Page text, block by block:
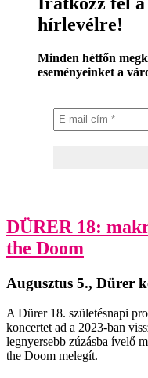
hírlevélre!
Minden hétfőn
eseményeinket a
DÜRER 18:
the Doom
Augusztus 5., Dürer
A Dürer 18. születésnapi
koncertet ad a 2023-ban
legnyersebb zúzásba ívelő
the Doom melegít.